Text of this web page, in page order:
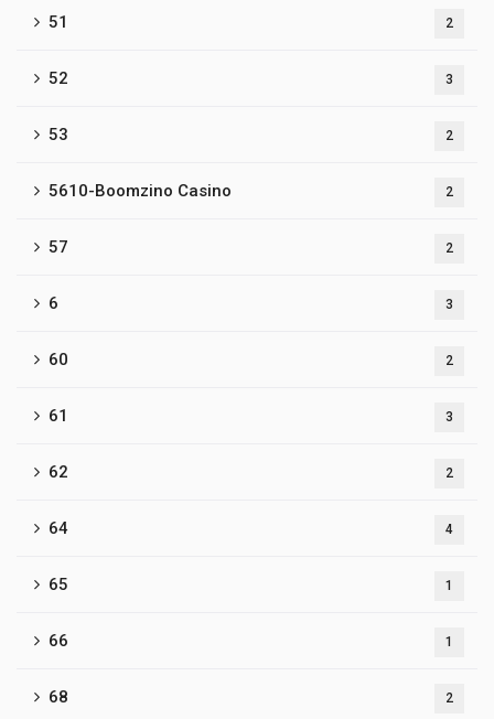
51 2
52 3
53 2
5610-Boomzino Casino 2
57 2
6 3
60 2
61 3
62 2
64 4
65 1
66 1
68 2